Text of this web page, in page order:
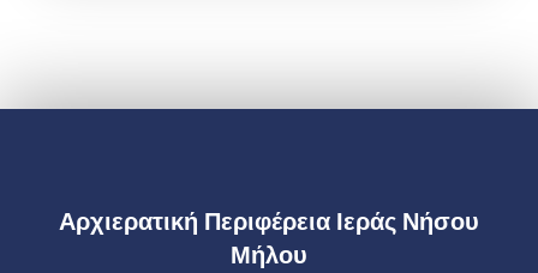
Αρχιερατική Περιφέρεια Ιεράς Νήσου
Μήλου